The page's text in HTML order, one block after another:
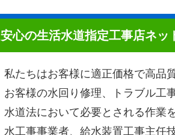
安心の生活水道指定工事店ネッ
私たちはお客様に適正価格で高品
お客様の水回り修理、トラブル工
水道法において必要とされる作業
水工事事業者、給水装置工事主任